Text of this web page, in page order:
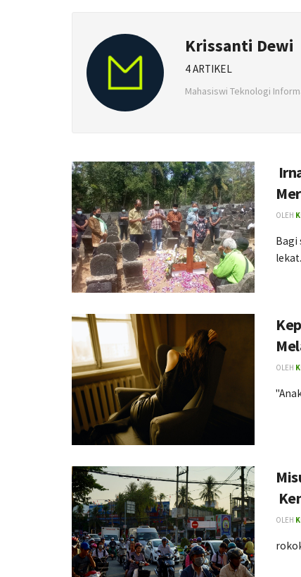
Krissanti Dewi
4 ARTIKEL
Mahasiswi Teknologi
OLEH
Bagi
OLEH
OLEH